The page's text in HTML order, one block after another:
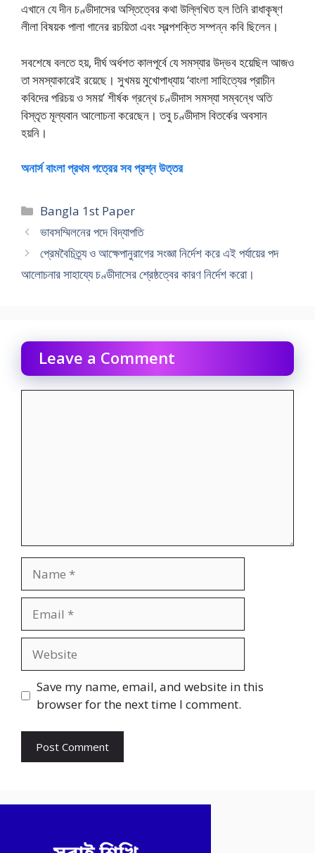
এখানে যে দীন চণ্ডীদাসের অস্তিত্বের কথা উল্লিখিত হল তিনি রাধাকৃষ্ণ
লীলা বিষয়ক পালা গানের রচয়িতা এবং স্বল্পশক্তি সম্পন্ন কবি ছিলেন।
সবশেষে বলতে হয়, দীর্ঘ অর্ধশত কালপূর্বে যে সমস্যার উদ্ভব হয়েছিল আজও
তা সমস্যাকারেই রয়েছে। সুখময় মুখোপাধ্যায় ‘বাংলা সাহিত্যের প্রাচীন
কবিদের পরিচয় ও সময়’ শীর্ষক গ্রন্থে চণ্ডীদাস সমস্যা সম্বন্ধে অতি
বিস্তৃত মূল্যবান আলোচনা করেছেন। তবু চণ্ডীদাস বিতর্কের অবসান
হয়নি।
অনার্স বাংলা প্রথম পত্রের সব প্রশ্ন উত্তর
Categories
Bangla 1st Paper
ভাবসম্মিলনের পদে বিদ্যাপতি
প্রেমবৈচিত্র্য ও আক্ষেপানুরাগের সংজ্ঞা নির্দেশ করে এই পর্যায়ের পদ
আলোচনার সাহায্যে চণ্ডীদাসের শ্রেষ্ঠত্বের কারণ নির্দেশ করো।
Leave a Comment
Save my name, email, and website in this
browser for the next time I comment.